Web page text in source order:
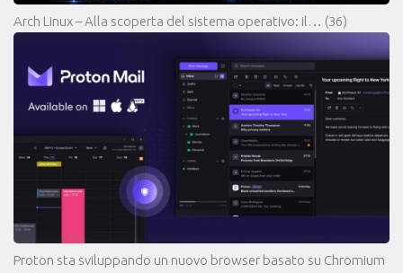
Arch Linux – Alla scoperta del sistema operativo: il… (36)
Proton sta sviluppando un nuovo browser basato su Chromium